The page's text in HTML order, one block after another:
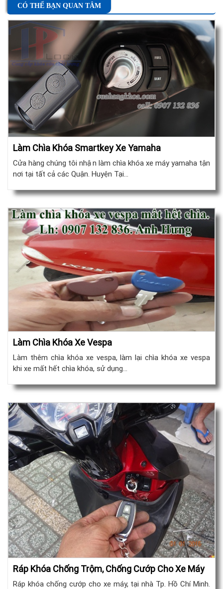
CÓ THỂ BẠN QUAN TÂM
Làm Chìa Khóa Smartkey Xe Yamaha
Cửa hàng chúng tôi nhận làm chìa khóa xe máy yamaha tận
nơi tại tất cả các Quận. Huyện Tại…
Làm Chìa Khóa Xe Vespa
Làm thêm chìa khóa xe vespa, làm lại chìa khóa xe vespa
khi xe mất hết chìa khóa, sử dụng…
Ráp Khóa Chống Trộm, Chống Cướp Cho Xe Máy
Ráp khóa chống cướp cho xe máy, tại nhà Tp. Hồ Chí Minh.